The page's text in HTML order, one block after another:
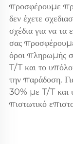
προσφέρουμε
δεν έχετε
σχέδια για να τα
σας
όροι πληρωμής
T/T και το
την παράδοση.
30% με T/T και
πιστωτικό